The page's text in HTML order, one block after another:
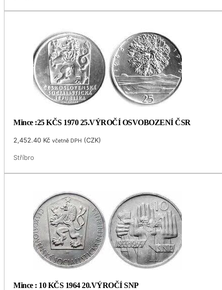
Mince :25 KČS 1970 25.VÝROČÍ OSVOBOZENÍ ČSR
2,452.40 Kč včetně DPH (CZK)
Stříbro
Mince : 10 KČS 1964 20.VÝROČÍ SNP